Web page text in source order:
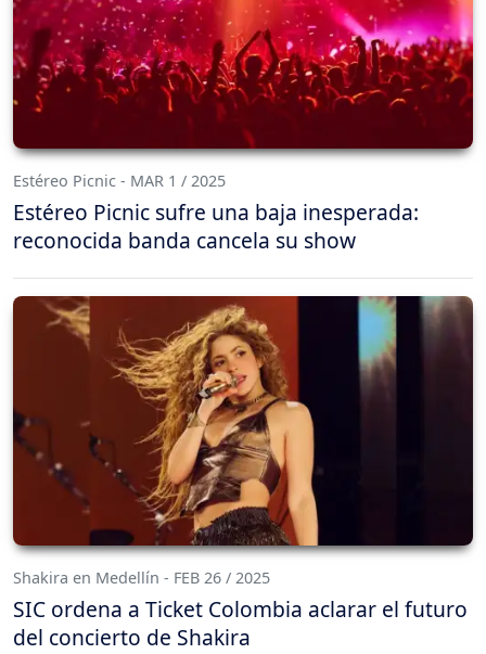
Estéreo Picnic - MAR 1 / 2025
Estéreo Picnic sufre una baja inesperada:
reconocida banda cancela su show
Shakira en Medellín - FEB 26 / 2025
SIC ordena a Ticket Colombia aclarar el futuro
del concierto de Shakira